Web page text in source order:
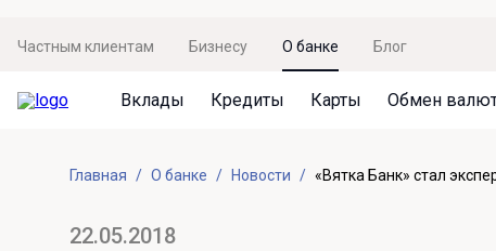
Частным клиентам Бизнесу О банке Блог
Вклады
Не упусти момент
Просто вклад
Кредиты
Кредит под залог недвижимости
Рефинансирование
Карты
Дебетовая карта с пакетом услуг
Премиальная карта Mir Supreme
Обмен
Курсы валют
Бронирование валюты
Оплата кредита
Оценка недвижимости
Акция «Приведи друга»
Акция «Ставка на бизнес»
Главная О банке Новости «Вятка Банк» стал
22.05.2018